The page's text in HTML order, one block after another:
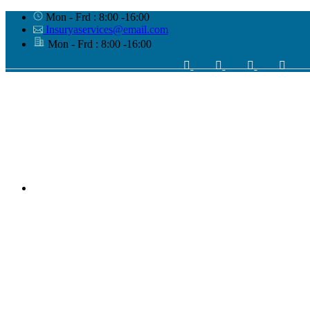
Mon - Frd : 8:00 -16:00
Insuryaservices@email.com
Mon - Frd : 8:00 -16:00